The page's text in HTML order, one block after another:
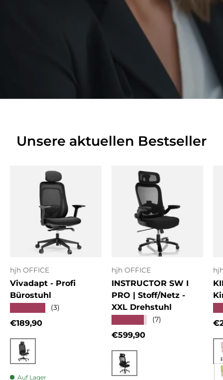
Unsere aktuellen Bestseller
hjh OFFICE
Vivadapt - Profi
Bürostuhl
(3)
Normaler Preis
€189,90
Schwarz
Auf Lager
hjh OFFICE
INSTRUCTOR SW I
PRO | Stoff/Netz -
XXL Drehstuhl
(7)
Normaler Preis
€599,90
Schwarz